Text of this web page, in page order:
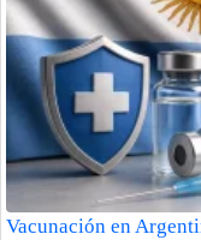
Vacunación en